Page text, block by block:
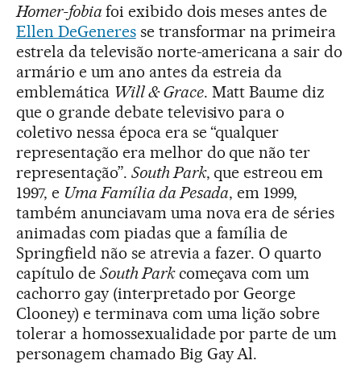
Homer-fobia foi exibido dois meses antes de
Ellen DeGeneresse transformar na primeira
estrela da televisão norte-americana a sair do
armário e um ano antes da estreia da
emblemática Will & Grace. Matt Baume diz
que o grande debate televisivo para o
coletivo nessa época era se “qualquer
representação era melhor do que não ter
representação”. South Park, que estreou em
1997, e Uma Família da Pesada, em 1999,
também anunciavam uma nova era de séries
animadas com piadas que a família de
Springfield não se atrevia a fazer. O quarto
capítulo de South Parkcomeçava com um
cachorro gay (interpretado por George
Clooney) e terminava com uma lição sobre
tolerar a homossexualidade por parte de um
personagem chamado Big Gay Al.